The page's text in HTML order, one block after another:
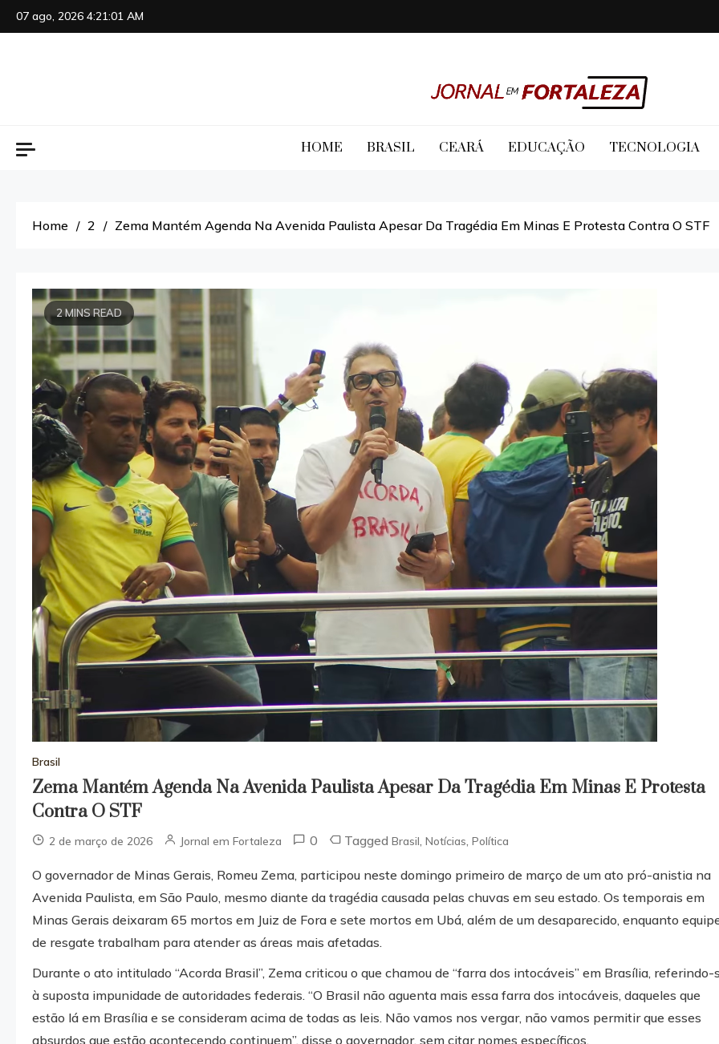
Skip
to
07 ago, 2026 4:21:02 AM
Jornal em Fortaleza
HOME BRASIL CEARÁ EDUCAÇÃO TECNOLOGIA
Home 2 Zema Mantém Agenda Na Avenida Paulista Apesar Da Tragédia Em Minas E Protesta Contra O STF
2 MINS READ
Brasil
Zema Mantém Agenda Na Avenida Paulista Apesar Da Tragédia Em Minas E Protesta
Contra O STF
2 de março de 2026 Jornal em Fortaleza 0 Tagged Brasil Notícias Política
O governador de Minas Gerais, Romeu Zema, participou neste domingo primeiro de março de um ato pró-anistia na
Avenida Paulista, em São Paulo, mesmo diante da tragédia causada pelas chuvas em seu estado. Os temporais em
Minas Gerais deixaram 65 mortos em Juiz de Fora e sete mortos em Ubá, além de um desaparecido, enquanto
de resgate trabalham para atender as áreas mais afetadas.
Durante o ato intitulado “Acorda Brasil”, Zema criticou o que chamou de “farra dos intocáveis” em Brasília, referindo-
à suposta impunidade de autoridades federais. “O Brasil não aguenta mais essa farra dos intocáveis, daqueles que
estão lá em Brasília e se consideram acima de todas as leis. Não vamos nos vergar, não vamos permitir que esses
absurdos que estão acontecendo continuem”, disse o governador, sem citar nomes específicos.